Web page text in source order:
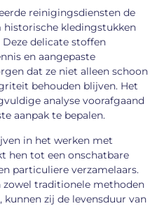
reinigingsdiensten de
historische kledingstukken
delicate stoffen
en aangepaste
dat ze niet alleen schoon
behouden blijven. Het
analyse voorafgaand
aanpak te bepalen.
in het werken met
hen tot een onschatbare
particuliere verzamelaars.
traditionele methoden
zij de levensduur van